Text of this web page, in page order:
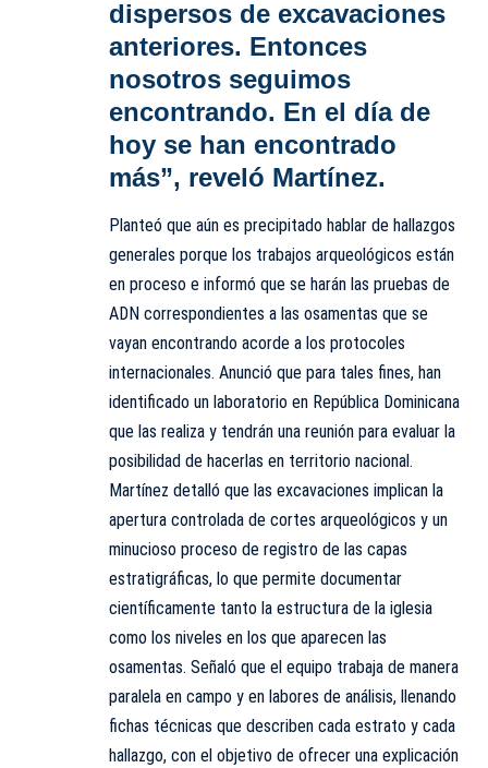
dispersos de excavaciones
anteriores. Entonces
nosotros seguimos
encontrando. En el día de
hoy se han encontrado
más”, reveló Martínez.
Planteó que aún es precipitado hablar de hallazgos
generales porque los trabajos arqueológicos están
en proceso e informó que se harán las pruebas de
ADN correspondientes a las osamentas que se
vayan encontrando acorde a los protocoles
internacionales. Anunció que para tales fines, han
identificado un laboratorio en República Dominicana
que las realiza y tendrán una reunión para evaluar la
posibilidad de hacerlas en territorio nacional.
Martínez detalló que las excavaciones implican la
apertura controlada de cortes arqueológicos y un
minucioso proceso de registro de las capas
estratigráficas, lo que permite documentar
científicamente tanto la estructura de la iglesia
como los niveles en los que aparecen las
osamentas. Señaló que el equipo trabaja de manera
paralela en campo y en labores de análisis, llenando
fichas técnicas que describen cada estrato y cada
hallazgo, con el objetivo de ofrecer una explicación